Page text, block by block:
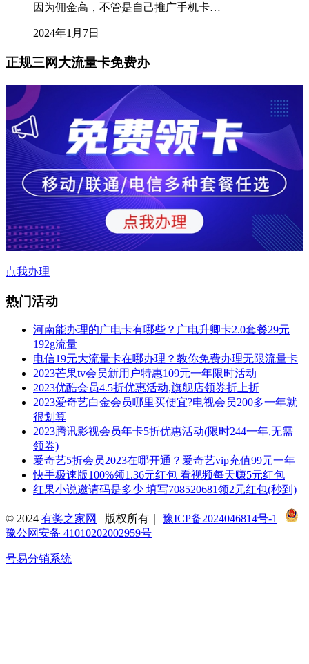
因为佣金高，不管是自己推广手机卡…
2024年1月7日
正规三网大流量卡免费办
点我办理
热门活动
河南能办理的广电卡有哪些？广电升卿卡2.0套餐29元
192g流量
电信19元大流量卡在哪办理？教你免费办理无限流量卡
2023芒果tv会员新用户特惠109元一年限时活动
2023优酷会员4.5折优惠活动,旗舰店领券折上折
2023爱奇艺白金会员哪里买便宜?电视会员200多一年就
很划算
2023腾讯影视会员年卡5折优惠活动(限时244一年,无需
领券)
爱奇艺5折会员2023在哪开通？爱奇艺vip充值99元一年
快手极速版100%领1.36元红包 看视频每天赚5元红包
红果小说邀请码是多少 填写708520681领2元红包(秒到)
© 2024 有奖之家网 版权所有｜ 豫ICP备2024046814号-1 |
豫公网安备 41010202002959号
号易分销系统